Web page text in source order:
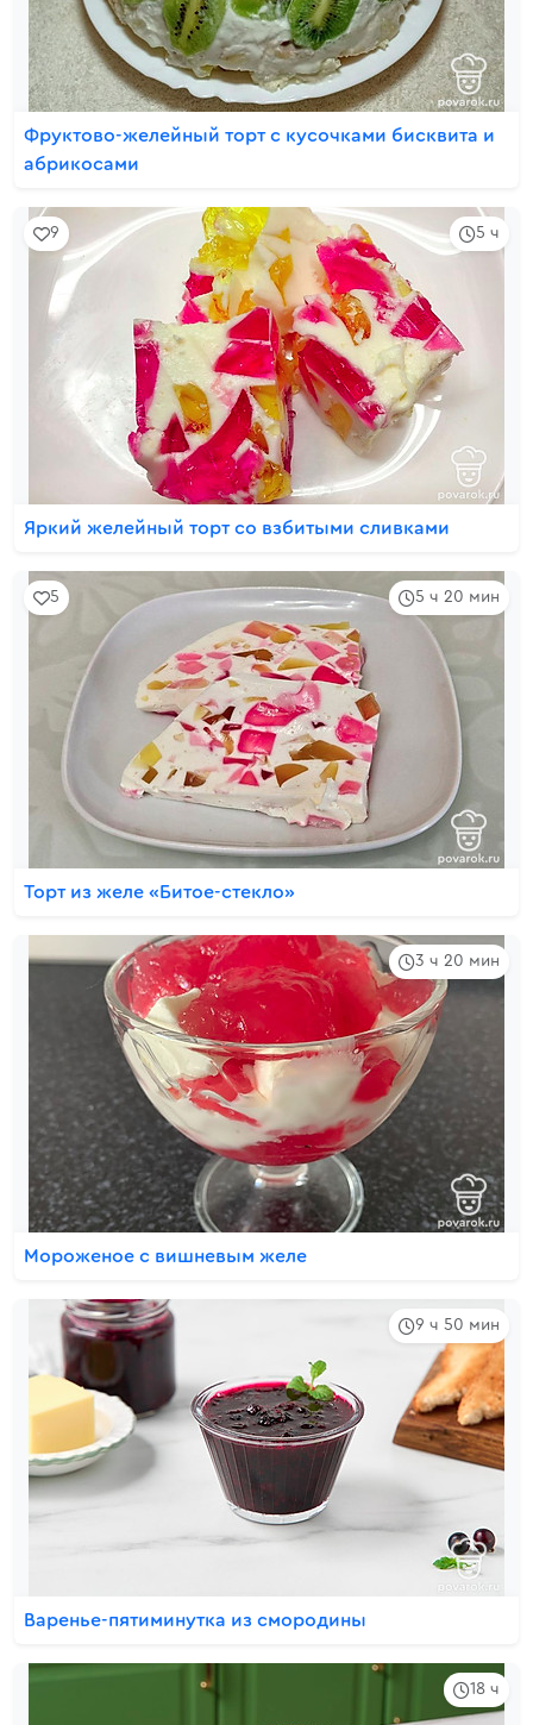
Фруктово-желейный торт с кусочками бисквита и
абрикосами
5 ч
9
Яркий желейный торт со взбитыми сливками
5 ч 20 мин
5
Торт из желе «Битое-стекло»
3 ч 20 мин
Мороженое с вишневым желе
9 ч 50 мин
Варенье-пятиминутка из смородины
18 ч